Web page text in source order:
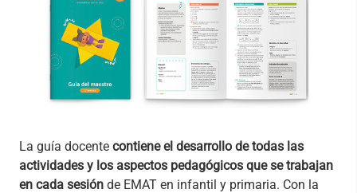
La guía docente contiene el desarrollo de todas las
actividades y los aspectos pedagógicos que se trabajan
en cada sesión de EMAT en infantil y primaria. Con la